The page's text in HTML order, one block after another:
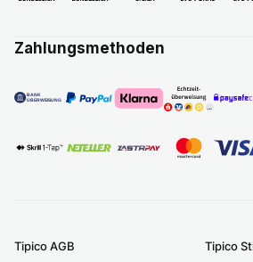
Zahlungsmethoden
Tipico AGB Tipico